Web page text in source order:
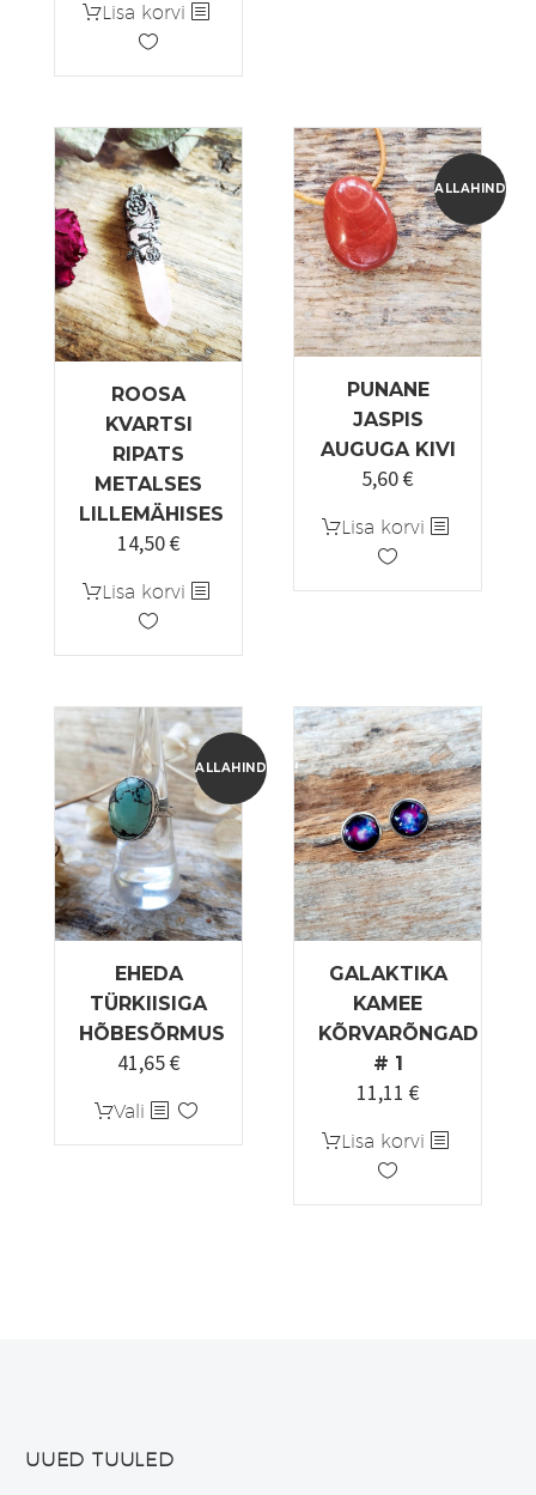
Lisa korvi
ROOSA
KVARTSI
RIPATS
METALSES
LILLEMÄHISES
14,50€
Lisa korvi
ALLAHINDLUS!
PUNANE
JASPIS
AUGUGA KIVI
Algne
oli:
7,00 €.
5,60€Praegune
on:
Lisa korvi
ALLAHINDLUS!
EHEDA
TÜRKIISIGA
HÕBESÕRMUS
Algne
oli:
49,00 €.
41,65€Praegune
on:
41,65 €.
Vali Sellel
tootel
GALAKTIKA
KAMEE
KÕRVARÕNGAD
# 1
11,11 €
Lisa korvi
UUED TUULED